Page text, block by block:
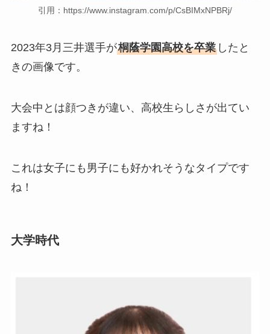
引用：https://www.instagram.com/p/CsBIMxNPBRj/
2023年3月三井選手が桐蔭学園高校を卒業したと
きの画像です。
大会中とは顔つきが違い、高校生らしさが出てい
ますね！
これは女子にも男子にも好かれそうなタイプです
ね！
大学時代